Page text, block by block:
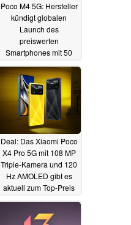
Poco M4 5G: Hersteller
kündigt globalen
Launch des
preiswerten
Smartphones mit 50
MP Dual-Kamera an
10.08.2022
Deal: Das Xiaomi Poco
X4 Pro 5G mit 108 MP
Triple-Kamera und 120
Hz AMOLED gibt es
aktuell zum Top-Preis
04.08.2022